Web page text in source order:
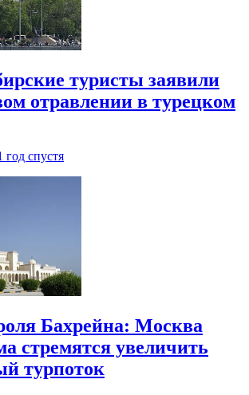
туристы заявили
отравлении в турецком
год спустя
Бахрейна: Москва
стремятся увеличить
турпоток